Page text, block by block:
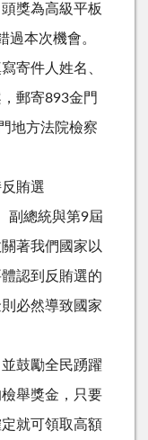
獎為高級平板
過本次機會。
寄件人姓名、
郵寄893金門
地方法院檢察
賄選
副總統與第9屆
著我們國家以
認到反賄選的
必然導致國家
鼓勵全民踴躍
舉獎金，只要
就可領取高額